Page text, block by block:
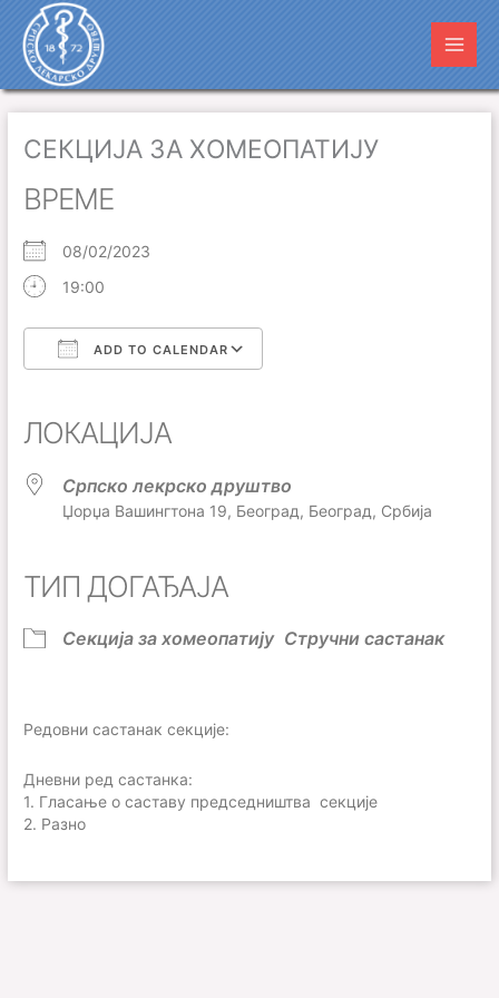
Пређи
садржај
Main
СЕКЦИЈА ЗА ХОМЕОПАТИЈУ
ВРЕМЕ
08/02/2023
19:00
ADD TO CALENDAR
ЛОКАЦИЈА
Српско лекрско друштво
Џорџа Вашингтона 19, Београд, Београд, Србија
ТИП ДОГАЂАЈА
Секција за хомеопатију Стручни састанак
Редовни састанак секције:
Дневни ред састанка:
1. Гласање о саставу председништва секције
2. Разно